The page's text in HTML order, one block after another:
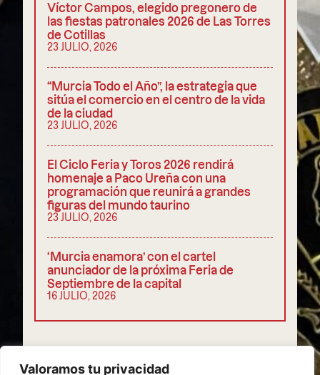
Valoramos tu privacidad
COMPARTIR
Víctor Campos, elegido pregonero de
las fiestas patronales 2026 de Las Torres
de Cotillas
23 JULIO, 2026
“Murcia Todo el Año”, la estrategia que
sitúa el comercio en el centro de la vida
de la ciudad
23 JULIO, 2026
El Ciclo Feria y Toros 2026 rendirá
homenaje a Paco Ureña con una
programación que reunirá a grandes
figuras del mundo taurino
23 JULIO, 2026
‘Murcia enamora’ con el cartel
anunciador de la próxima Feria de
Septiembre de la capital
16 JULIO, 2026